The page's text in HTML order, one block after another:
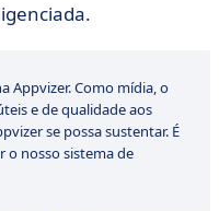
Appvizer. Como mídia, o
e de qualidade aos
se possa sustentar. É
o nosso sistema de